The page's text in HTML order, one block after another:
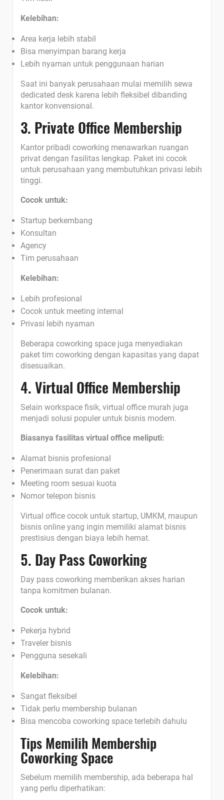
Kelebihan:
Area kerja lebih stabil
Bisa menyimpan barang kerja
Lebih nyaman untuk penggunaan harian
Saat ini banyak perusahaan mulai memilih sewa
dedicated desk karena lebih fleksibel dibanding
kantor konvensional.
3. Private Office Membership
Kantor pribadi coworking menawarkan ruangan
privat dengan fasilitas lengkap. Paket ini cocok
untuk perusahaan yang membutuhkan privasi lebih
tinggi.
Cocok untuk:
Startup berkembang
Konsultan
Agency
Tim perusahaan
Kelebihan:
Lebih profesional
Cocok untuk meeting internal
Privasi lebih nyaman
Beberapa coworking space juga menyediakan
paket tim coworking dengan kapasitas yang dapat
disesuaikan.
4. Virtual Office Membership
Selain workspace fisik, virtual office murah juga
menjadi solusi populer untuk bisnis modern.
Biasanya fasilitas virtual office meliputi:
Alamat bisnis profesional
Penerimaan surat dan paket
Meeting room sesuai kuota
Nomor telepon bisnis
Virtual office cocok untuk startup, UMKM, maupun
bisnis online yang ingin memiliki alamat bisnis
prestisius dengan biaya lebih hemat.
5. Day Pass Coworking
Day pass coworking memberikan akses harian
tanpa komitmen bulanan.
Cocok untuk:
Pekerja hybrid
Traveler bisnis
Pengguna sesekali
Kelebihan:
Sangat fleksibel
Tidak perlu membership bulanan
Bisa mencoba coworking space terlebih dahulu
Tips Memilih Membership
Coworking Space
Sebelum memilih membership, ada beberapa hal
yang perlu diperhatikan: